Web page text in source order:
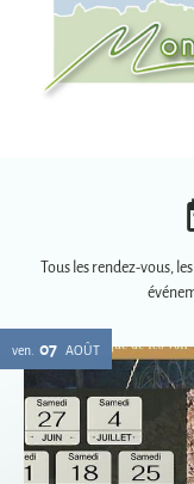
Tous les rendez-vous,
Soirées